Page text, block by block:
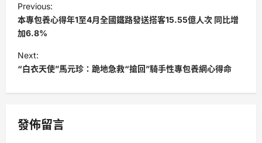
o
s
t
n
a
i
Previous:
本專包養心得年1至4月全國鐵路發送搭客15.55億人次 同比增
加6.8%
Next:
“白衣天使”馬元珍：跪地急救“搶回”騎手性專包養網心得命
發佈留言